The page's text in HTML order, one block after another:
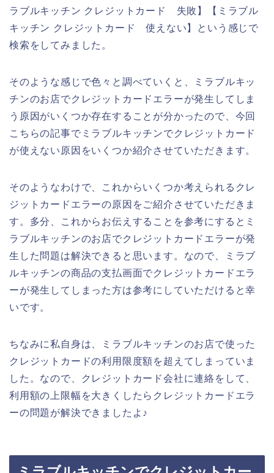
ラブルキッチン クレジットカード 失敗】【ミラブル
キッチン クレジットカード 使えない】という感じで
検索をしてみました。
そのような感じで色々と調べていくと、ミラブルキッ
チンのお店でクレジットカードエラーが発生してしま
う原因がいくつか存在することが分かったので、今回
こちらの記事でミラブルキッチンでクレジットカード
が使えない原因をいくつか紹介させていただきます。
そのようなわけで、これからいくつか考えられるクレ
ジットカードエラーの原因をご紹介させていただきま
す。多分、これからお伝えすることを参考にするとミ
ラブルキッチンのお店でクレジットカードエラーが発
生した問題は解決できると思います。なので、ミラブ
ルキッチンの商品の支払画面でクレジットカードエラ
ーが発生してしまった方は参考にしていただけると幸
いです。
ちなみに私自身は、ミラブルキッチンのお店で使った
クレジットカードの利用限度額を超えてしまっていま
した。なので、クレジットカード会社に連絡をして、
利用額の上限幅を大きくしたらクレジットカードエラ
ーの問題が解決できましたよ♪